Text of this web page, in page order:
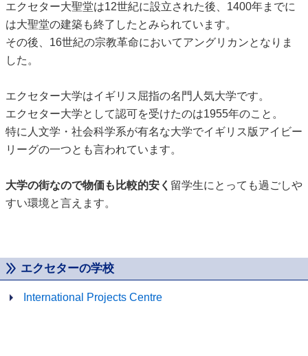
エクセター大聖堂は12世紀に設立された後、1400年までに
は大聖堂の建築も終了したとみられています。
その後、16世紀の宗教革命においてアングリカンとなりま
した。
エクセター大学はイギリス屈指の名門人気大学です。
エクセター大学として認可を受けたのは1955年のこと。
特に人文学・社会科学系が有名な大学でイギリス版アイビー
リーグの一つとも言われています。
大学の街なので物価も比較的安く 留学生にとっても過ごしや
すい環境と言えます。
エクセターの学校
International Projects Centre